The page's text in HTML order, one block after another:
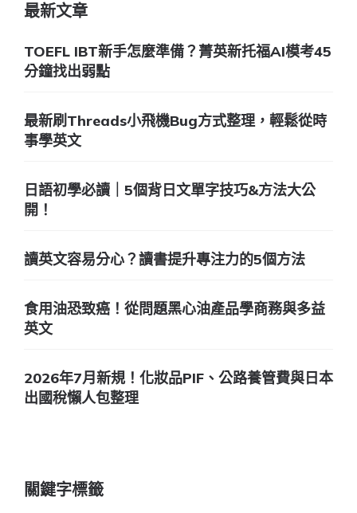
最新文章
TOEFL IBT新手怎麼準備？菁英新托福AI模考45
分鐘找出弱點
最新刷Threads小飛機Bug方式整理，輕鬆從時
事學英文
日語初學必讀｜5個背日文單字技巧&方法大公
開！
讀英文容易分心？讀書提升專注力的5個方法
食用油恐致癌！從問題黑心油產品學商務與多益
英文
2026年7月新規！化妝品PIF、公路養管費與日本
出國稅懶人包整理
關鍵字標籤